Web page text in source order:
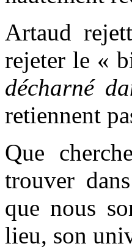
Artaud
rejeter le «
décharné
retiennent
Que
trouver
que nous
lieu, son